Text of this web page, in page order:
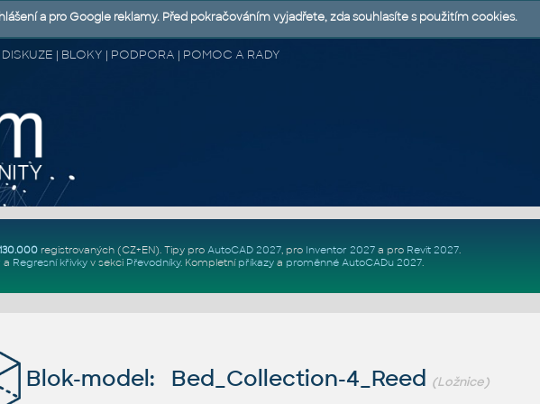
| BLOKY | PODPORA | POMOC A RADY
registrovaných (CZ+EN). Tipy pro AutoCAD 2027, pro Inventor 2027a pro Revit 2027.
a Regresní křivkyv sekci Převodníky. Kompletní příkazya proměnné AutoCADu 2027.
Blok-model: Bed_Collection-4_Reed (Ložnice)
a pro Google reklamy. Před pokračováním vyjadřete, zda souhlasíte s použitím cookies.